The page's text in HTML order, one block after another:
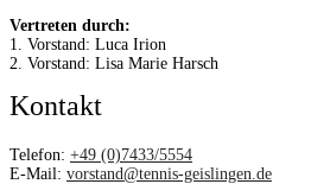
Vertreten durch:
1. Vorstand: Luca Irion
2. Vorstand: Lisa Marie Harsch
Kontakt
Telefon: +49 (0)7433/5554
E-Mail: vorstand@tennis-geislingen.de